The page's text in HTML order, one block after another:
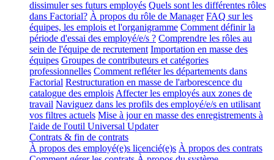
dissimuler ses futurs employés Quels sont les différentes rôles
dans Factorial? À propos du rôle de Manager FAQ sur les
équipes, les emplois et l'organigramme Comment définir la
période d'essai des employé/e/s ? Comprendre les rôles au
sein de l'équipe de recrutement Importation en masse des
équipes Groupes de contributeurs et catégories
professionnelles Comment refléter les départements dans
Factorial Restructuration en masse de l'arborescence du
catalogue des emplois Affecter les employés aux zones de
travail Naviguez dans les profils des employé/e/s en utilisant
vos filtres actuels Mise à jour en masse des enregistrements à
l'aide de l'outil Universal Updater
Contrats & fin de contrats
À propos des employé(e)s licencié(e)s À propos des contrats